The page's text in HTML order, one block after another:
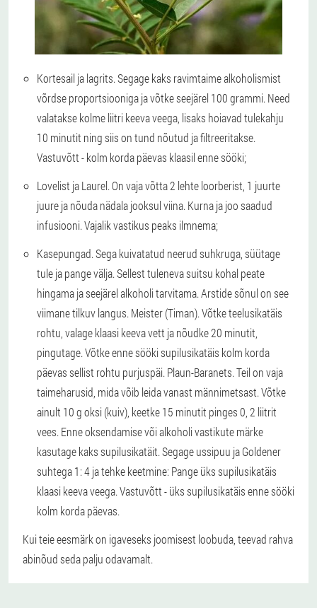
Kortesail ja lagrits.Segage kaks ravimtaime alkoholismist
võrdse proportsiooniga ja võtke seejärel 100 grammi. Need
valatakse kolme liitri keeva veega, lisaks hoiavad tulekahju
10 minutit ning siis on tund nõutud ja filtreeritakse.
Vastuvõtt - kolm korda päevas klaasil enne sööki;
Lovelist ja Laurel.On vaja võtta 2 lehte loorberist, 1 juurte
juure ja nõuda nädala jooksul viina. Kurna ja joo saadud
infusiooni. Vajalik vastikus peaks ilmnema;
Kasepungad.Sega kuivatatud neerud suhkruga, süütage
tule ja pange välja. Sellest tuleneva suitsu kohal peate
hingama ja seejärel alkoholi tarvitama. Arstide sõnul on see
viimane tilkuv langus. Meister (Timan). Võtke teelusikatäis
rohtu, valage klaasi keeva vett ja nõudke 20 minutit,
pingutage. Võtke enne sööki supilusikatäis kolm korda
päevas sellist rohtu purjuspäi. Plaun-Baranets. Teil on vaja
taimeharusid, mida võib leida vanast männimetsast. Võtke
ainult 10 g oksi (kuiv), keetke 15 minutit pinges 0, 2 liitrit
vees. Enne oksendamise või alkoholi vastikute märke
kasutage kaks supilusikatäit. Segage ussipuu ja Goldener
suhtega 1: 4 ja tehke keetmine: Pange üks supilusikatäis
klaasi keeva veega. Vastuvõtt - üks supilusikatäis enne sööki
kolm korda päevas.
Kui teie eesmärk on igaveseks joomisest loobuda, teevad rahva
abinõud seda palju odavamalt.